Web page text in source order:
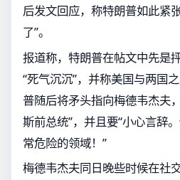
后发文回应，称特朗普如此紧
了”。
报道称，特朗普在帖文中先是
“死气沉沉”，并称美国与两国
普随后将矛头指向梅德韦杰夫
斯前总统”，并且要“小心言辞
常危险的领域！”
梅德韦杰夫同日晚些时候在社